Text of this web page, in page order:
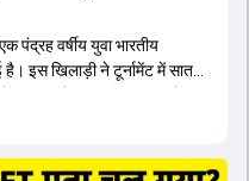
पंद्रह वर्षीय युवा भारतीय
है। इस खिलाड़ी ने टूर्नामेंट में सात
प्लेयर का खिताब अपने नाम
टीम के वर्तमान कप्तान और
को इस खिलाड़ी के प्रदर्शन पर